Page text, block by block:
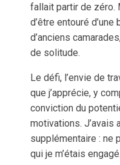
fallait partir de zéro.
d’être entouré
d’anciens
de solitude.
Le défi, l’envie de
que j’apprécie, y
conviction du
motivations. J’avais
supplémentaire : ne
qui je m’étais engagé.